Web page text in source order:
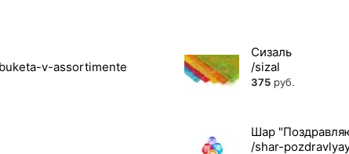
Сизаль
375руб.
Шар